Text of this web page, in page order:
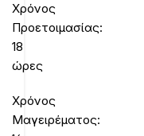
Χρόνος
Προετοιμασίας:
18
ώρες
Χρόνος
Μαγειρέματος: